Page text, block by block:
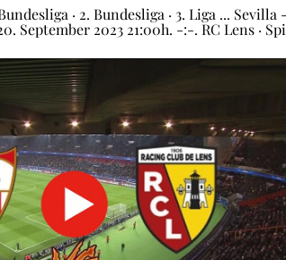
· 2. Bundesliga · 3. Liga ... Sevilla
September 2023 21:00h. -:-. RC Lens ·